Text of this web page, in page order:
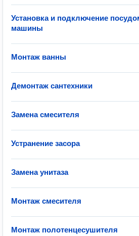
Установка и подключение
машины
Монтаж ванны
Демонтаж сантехники
Замена смесителя
Устранение засора
Замена унитаза
Монтаж смесителя
Монтаж полотенцесушителя